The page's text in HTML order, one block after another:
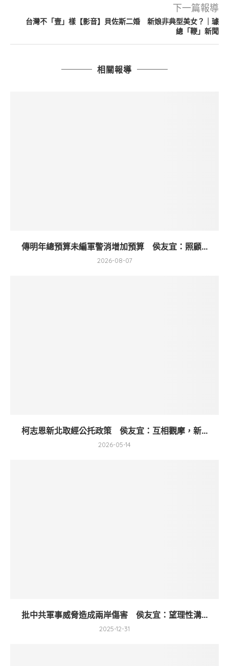
下一篇報導
台灣不「壹」樣【影音】貝佐斯二婚 新娘非典型美女？｜璩
總「鞭」新聞
相關報導
傳明年總預算未編軍警消增加預算 侯友宜：照顧...
2026-08-07
柯志恩新北取經公托政策 侯友宜：互相觀摩，新...
2026-05-14
批中共軍事威脅造成兩岸傷害 侯友宜：望理性溝...
2025-12-31